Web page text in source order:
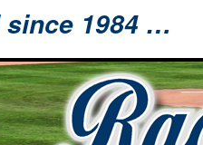
since 1984 …